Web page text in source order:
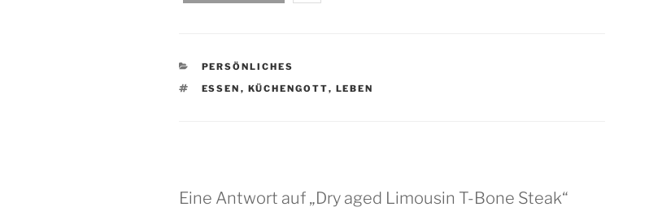
KATEGORIEN
PERSÖNLICHES
SCHLAGWÖRTER
ESSEN , KÜCHENGOTT, LEBEN
Eine Antwort auf „Dry aged Limousin T-Bone Steak“